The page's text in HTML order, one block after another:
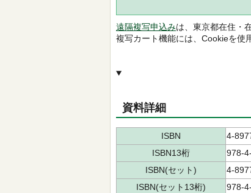
遠隔複写申込みは、東京都在住・
複写カート機能には、Cookieを使
資料詳細
ISBN
4-
ISBN13桁
978-
ISBN(セット)
4-
ISBN(セット13桁)
978-